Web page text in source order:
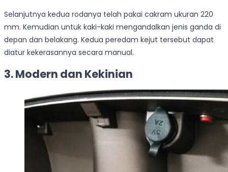
Selanjutnya kedua rodanya telah pakai cakram ukuran 220
mm. Kemudian untuk kaki-kaki mengandalkan jenis ganda di
depan dan belakang. Kedua peredam kejut tersebut dapat
diatur kekerasannya secara manual.
3. Modern dan Kekinian